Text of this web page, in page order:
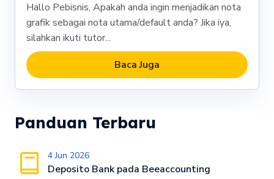
Hallo Pebisnis, Apakah anda ingin menjadikan nota
grafik sebagai nota utama/default anda? Jika iya,
silahkan ikuti tutor...
Baca Juga
Panduan Terbaru
4 Jun 2026
Deposito Bank pada Beeaccounting